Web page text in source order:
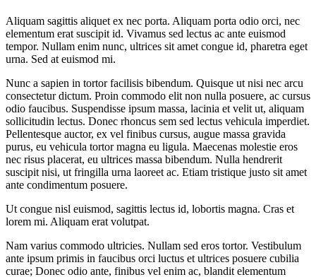
Aliquam sagittis aliquet ex nec porta. Aliquam porta odio orci, nec
elementum erat suscipit id. Vivamus sed lectus ac ante euismod
tempor. Nullam enim nunc, ultrices sit amet congue id, pharetra eget
urna. Sed at euismod mi.
Nunc a sapien in tortor facilisis bibendum. Quisque ut nisi nec arcu
consectetur dictum. Proin commodo elit non nulla posuere, ac cursus
odio faucibus. Suspendisse ipsum massa, lacinia et velit ut, aliquam
sollicitudin lectus. Donec rhoncus sem sed lectus vehicula imperdiet.
Pellentesque auctor, ex vel finibus cursus, augue massa gravida
purus, eu vehicula tortor magna eu ligula. Maecenas molestie eros
nec risus placerat, eu ultrices massa bibendum. Nulla hendrerit
suscipit nisi, ut fringilla urna laoreet ac. Etiam tristique justo sit amet
ante condimentum posuere.
Ut congue nisl euismod, sagittis lectus id, lobortis magna. Cras et
lorem mi. Aliquam erat volutpat.
Nam varius commodo ultricies. Nullam sed eros tortor. Vestibulum
ante ipsum primis in faucibus orci luctus et ultrices posuere cubilia
curae; Donec odio ante, finibus vel enim ac, blandit elementum